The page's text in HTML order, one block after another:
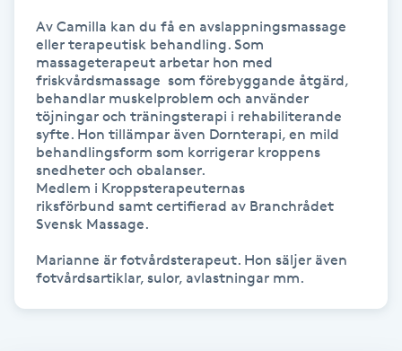
Herrklippning
HIFU
Hollywood Peel
Hot Stone Massage
Hot yoga
Hudföryngring
Av Camilla kan du få en avslappningsmassage
eller terapeutisk behandling. Som
massageterapeut arbetar hon med
friskvårdsmassage  som förebyggande åtgärd,
behandlar muskelproblem och använder
töjningar och träningsterapi i rehabiliterande
syfte. Hon tillämpar även Dornterapi, en mild
behandlingsform som korrigerar kroppens
snedheter och obalanser.
Medlem i Kroppsterapeuternas
riksförbund samt certifierad av Branchrådet
Svensk Massage.
Marianne är fotvårdsterapeut. Hon säljer även
fotvårdsartiklar, sulor, avlastningar mm.